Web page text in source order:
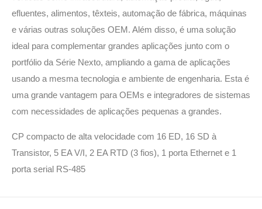
efluentes, alimentos, têxteis, automação de fábrica, máquinas
e várias outras soluções OEM. Além disso, é uma solução
ideal para complementar grandes aplicações junto com o
portfólio da Série Nexto, ampliando a gama de aplicações
usando a mesma tecnologia e ambiente de engenharia. Esta é
uma grande vantagem para OEMs e integradores de sistemas
com necessidades de aplicações pequenas a grandes.
CP compacto de alta velocidade com 16 ED, 16 SD à
Transistor, 5 EA V/I, 2 EA RTD (3 fios), 1 porta Ethernet e 1
porta serial RS-485